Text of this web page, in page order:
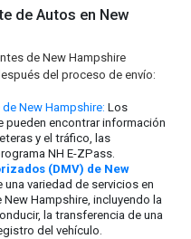
de Autos en New
de New Hampshire
del proceso de envío:
New Hampshire: Los
pueden encontrar información
y el tráfico, las
NH E-ZPass.
(DMV) de New
variedad de servicios en
Hampshire, incluyendo la
la transferencia de una
del vehículo.